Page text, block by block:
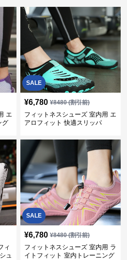
エ
グ
SALE
¥6,780 ¥8480(割引前)
フィットネスシューズ 室内用 エ
アロフィット 快適スリッパ
ィ
ュ
SALE
¥6,780 ¥8480(割引前)
フィットネスシューズ 室内用 ラ
イトフィット 室内トレーニング